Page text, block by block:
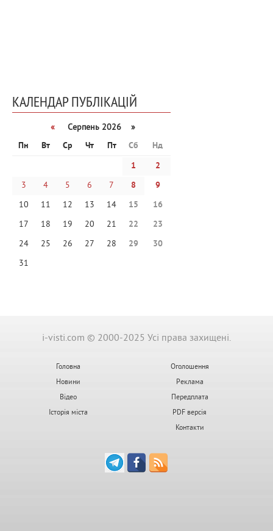
КАЛЕНДАР ПУБЛІКАЦІЙ
«
Серпень 2026 »
Пн
Вт Ср Чт Пт Сб
Нд
1
2
3
4 5 6 7 8
9
10
11 12 13 14 15
16
17
18 19 20 21 22
23
24
25 26 27 28 29
30
31
i-visti.com © 2000-2025 Усі права захищені.
Головна
Новини
Відео
Історія міста
Оголошення
Реклама
Передплата
PDF версія
Контакти